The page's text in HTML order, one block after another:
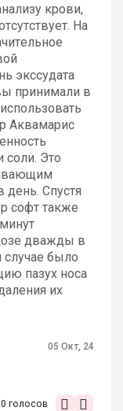
крови,
На
экссудата
принимали в
Аквамарис
соли. Это
Спустя
софт также
дважды в
было
пазух носа
их
05 Окт, 24
0 голосов